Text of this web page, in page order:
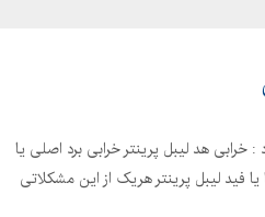
هد لیبل پرینتر خرابی برد اصلی یا
فید لیبل پرینتر هریک از این مشکلاتی